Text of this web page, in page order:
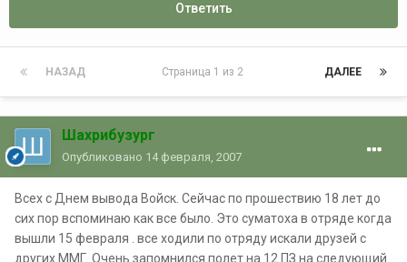
Ответить
НАЗАД ДАЛЕЕ
Страница 1 из 2
Шахрибузург
Опубликовано 14 февраля, 2007
Всех с Днем вывода Войск. Сейчас по прошествию 18 лет до
сих пор вспоминаю как все было. Это суматоха в отряде когда
вышли 15 февраля . все ходили по отряду искали друзей с
других ММГ. Очень запомнился полет на 12 ПЗ на следующий